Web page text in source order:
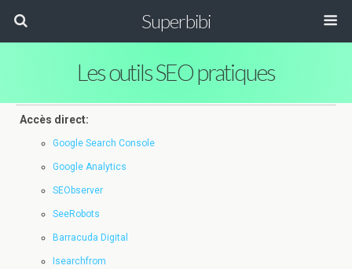
Superbibi
Les outils SEO pratiques
Accès direct:
Google Search Console
Google Analytics
SEObserver
SeeRobots
Barracuda Digital
Isearchfrom